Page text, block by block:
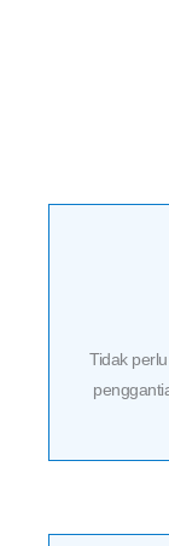
Tidak